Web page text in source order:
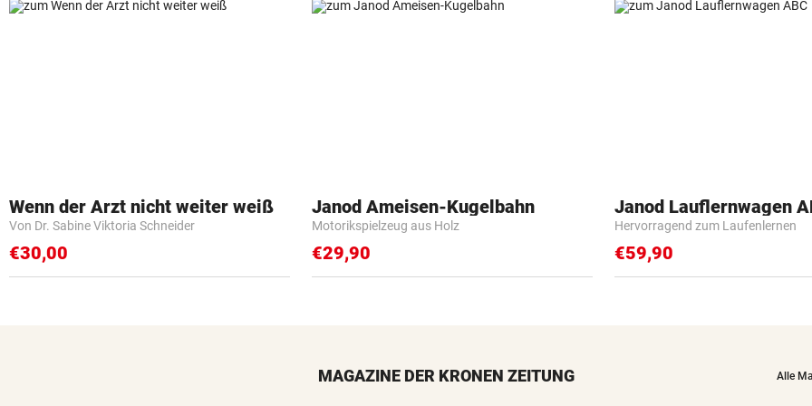
Wenn der Arzt nicht weiter weiß
Von Dr. Sabine Viktoria Schneider
€30,00
Janod Ameisen-Kugelbahn
Motorikspielzeug aus Holz
€29,90
Janod Lauflernwagen
Hervorragend zum Laufenlernen
€59,90
MAGAZINE DER KRONEN ZEITUNG Alle